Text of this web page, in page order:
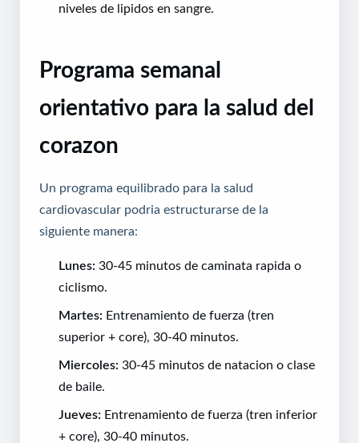
niveles de lipidos en sangre.
Programa semanal
orientativo para la salud del
corazon
Un programa equilibrado para la salud
cardiovascular podria estructurarse de la
siguiente manera:
Lunes: 30-45 minutos de caminata rapida o
ciclismo.
Martes: Entrenamiento de fuerza (tren
superior + core), 30-40 minutos.
Miercoles: 30-45 minutos de natacion o clase
de baile.
Jueves: Entrenamiento de fuerza (tren inferior
+ core), 30-40 minutos.